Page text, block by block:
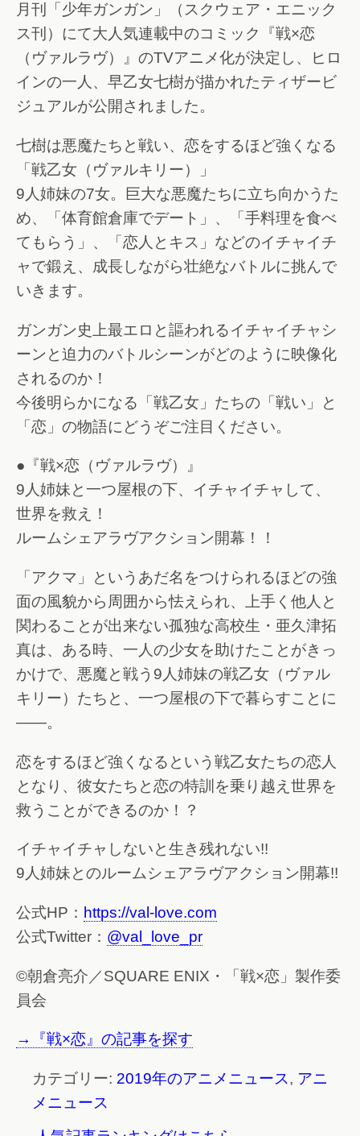
月刊「少年ガンガン」（スクウェア・エニック
ス刊）にて大人気連載中のコミック『戦×恋
（ヴァルラヴ）』のTVアニメ化が決定し、ヒロ
インの一人、早乙女七樹が描かれたティザービ
ジュアルが公開されました。
七樹は悪魔たちと戦い、恋をするほど強くなる
「戦乙女（ヴァルキリー）」
9人姉妹の7女。巨大な悪魔たちに立ち向かうた
め、「体育館倉庫でデート」、「手料理を食べ
てもらう」、「恋人とキス」などのイチャイチ
ャで鍛え、成長しながら壮絶なバトルに挑んで
いきます。
ガンガン史上最エロと謳われるイチャイチャシ
ーンと迫力のバトルシーンがどのように映像化
されるのか！
今後明らかになる「戦乙女」たちの「戦い」と
「恋」の物語にどうぞご注目ください。
●『戦×恋（ヴァルラヴ）』
9人姉妹と一つ屋根の下、イチャイチャして、
世界を救え！
ルームシェアラヴアクション開幕！！
「アクマ」というあだ名をつけられるほどの強
面の風貌から周囲から怯えられ、上手く他人と
関わることが出来ない孤独な高校生・亜久津拓
真は、ある時、一人の少女を助けたことがきっ
かけで、悪魔と戦う9人姉妹の戦乙女（ヴァル
キリー）たちと、一つ屋根の下で暮らすことに
――。
恋をするほど強くなるという戦乙女たちの恋人
となり、彼女たちと恋の特訓を乗り越え世界を
救うことができるのか！？
イチャイチャしないと生き残れない!!
9人姉妹とのルームシェアラヴアクション開幕!!
公式HP： https://val-love.com
公式Twitter： @val_love_pr
©朝倉亮介／SQUARE ENIX・「戦×恋」製作委
員会
→『戦×恋』の記事を探す
カテゴリー: 2019年のアニメニュース, アニ
メニュース